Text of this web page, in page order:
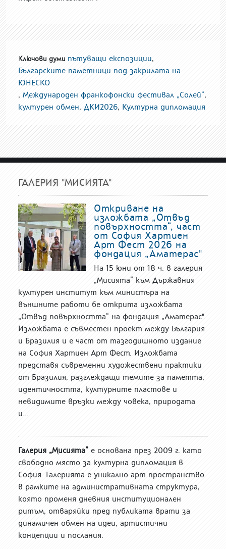
Ключови думи пътуващи експозиции,
Българските паметници под закрилата на
ЮНЕСКО
, Международен франкофонски фестивал „Солей“,
културен обмен, ДКИ2026, Културна дипломация
ГАЛЕРИЯ "МИСИЯТА"
Откриване на
изложбата „Отвъд
повърхността“, част
от София Хартиен
Арт Фест 2026 на
фондация „Аматерас"
На 15 юни от 18 ч. в галерия
„Мисията“ към Държавния
културен институт към министъра на
външните работи бе открита изложбата
„Отвъд повърхността“ на фондация „Аматерас".
Изложбата е съвместен проект между България
и Бразилия и е част от тазгодишното издание
на София Хартиен Арт Фест. Изложбата
представя съвременни художествени практики
от Бразилия, разглеждащи темите за паметта,
идентичността, културните пластове и
невидимите връзки между човека, природата
и...
Галерия „Мисията” е основана през 2009 г. като
свободно място за културна дипломация в
София. Галерията е уникално арт пространство
в рамките на административната структура,
която променя дневния институционален
ритъм, отваряйки пред публиката врати за
динамичен обмен на идеи, артистични
концепции и послания.